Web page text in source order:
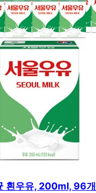
흰우유, 200ml, 96개